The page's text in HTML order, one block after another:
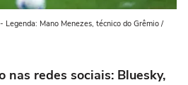
Legenda: Mano Menezes, técnico do Grêmio /
nas redes sociais: Bluesky,